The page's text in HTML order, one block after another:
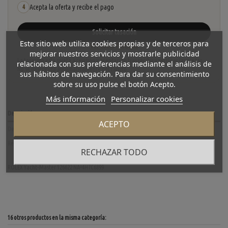
4 Acepta la oferta y recibe el pago
Solicitar tasación
Ver cómo funciona
La tasación está sujeta a revisión y aceptación tras recibir y verificar las piezas.
No se descuenta automáticamente del carrito.
Descripción
ROLEX Yacht-Master 126622 NÂº4H7C6899
16 otros productos en la misma categoría:
Este sitio web utiliza cookies propias y de terceros para
mejorar nuestros servicios y mostrarle publicidad
relacionada con sus preferencias mediante el análisis de
sus hábitos de navegación. Para dar su consentimiento
sobre su uso pulse el botón Acepto.
Más información Personalizar cookies
RECHAZAR TODO
ACEPTO